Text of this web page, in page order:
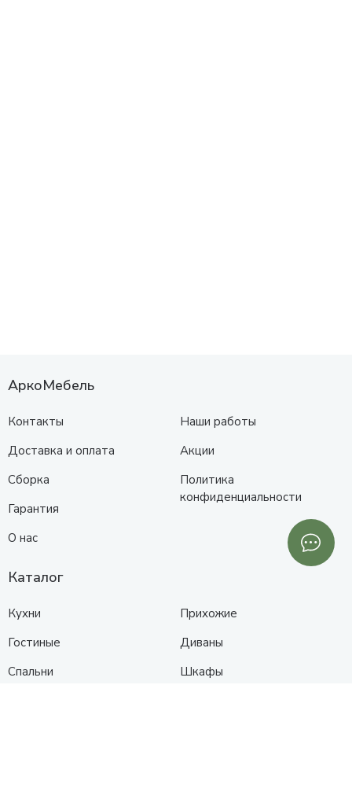
АркоМебель
Контакты
Доставка и оплата
Сборка
Гарантия
О нас
Наши работы
Акции
Политика
конфиденциальности
Каталог
Кухни
Гостиные
Спальни
Прихожие
Диваны
Шкафы